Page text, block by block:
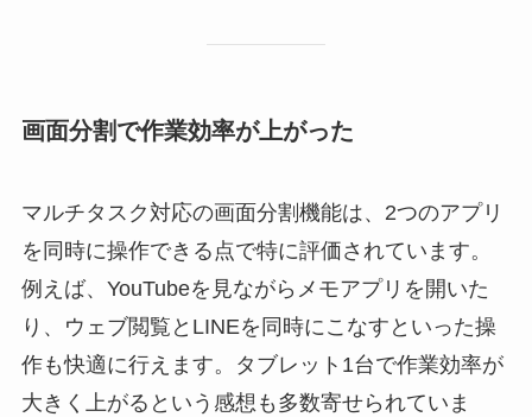
画面分割で作業効率が上がった
マルチタスク対応の画面分割機能は、2つのアプリ
を同時に操作できる点で特に評価されています。
例えば、YouTubeを見ながらメモアプリを開いた
り、ウェブ閲覧とLINEを同時にこなすといった操
作も快適に行えます。タブレット1台で作業効率が
大きく上がるという感想も多数寄せられていま